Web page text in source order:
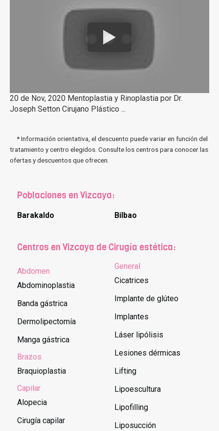
20 de Nov, 2020 Mentoplastia y Rinoplastia por Dr.
Joseph Setton Cirujano Plástico ...
* Información orientativa, el descuento puede variar en función del
tratamiento y centro elegidos. Consulte los centros para conocer las
ofertas y descuentos que ofrecen.
Poblaciones en Vizcaya:
Barakaldo Bilbao
Centros en Vizcaya de Cirugía estética:
Abdomen
Abdominoplastia
Banda gástrica
Dermolipectomía
Manga gástrica
Brazos
Braquioplastia
Capilar
Alopecia
Cirugía capilar
General
Cicatrices
Implante de glúteo
Implantes
Láser lipólisis
Lesiones dérmicas
Lifting
Lipoescultura
Lipofilling
Liposucción